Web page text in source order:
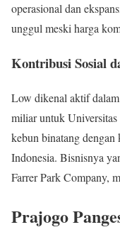
operasional dan
unggul meski harga
Kontribusi Sosial
Low dikenal aktif
miliar untuk
kebun binatang
Indonesia. Bisnisnya
Farrer Park Company,
Prajogo